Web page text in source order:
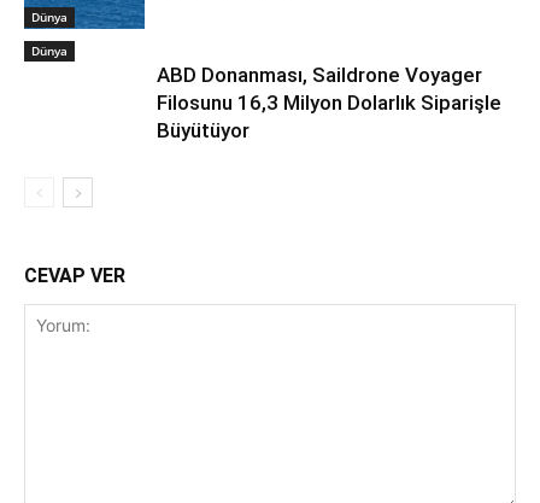
Dünya
Dünya
ABD Donanması, Saildrone Voyager
Filosunu 16,3 Milyon Dolarlık Siparişle
Büyütüyor
CEVAP VER